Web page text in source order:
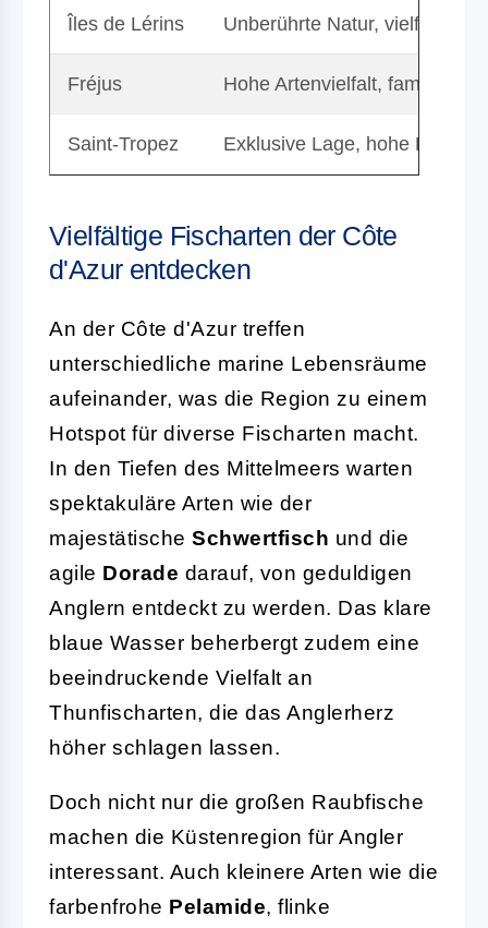
Îles de Lérins Unberührte Natur, vielfältiges
Fréjus Hohe Artenvielfalt,
Saint-Tropez Exklusive Lage, hohe
Vielfältige Fischarten der Côte
d'Azur entdecken
An der Côte d'Azur treffen
unterschiedliche marine Lebensräume
aufeinander, was die Region zu einem
Hotspot für diverse Fischarten macht.
In den Tiefen des Mittelmeers warten
spektakuläre Arten wie der
majestätische Schwertfisch und die
agile Dorade darauf, von geduldigen
Anglern entdeckt zu werden. Das klare
blaue Wasser beherbergt zudem eine
beeindruckende Vielfalt an
Thunfischarten, die das Anglerherz
höher schlagen lassen.
Doch nicht nur die großen Raubfische
machen die Küstenregion für Angler
interessant. Auch kleinere Arten wie die
farbenfrohe Pelamide, flinke